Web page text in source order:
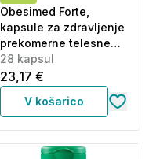
Obesimed Forte,
kapsule za zdravljenje
prekomerne telesne
teže (28 kapsul)
28 kapsul
23,17 €
V košarico